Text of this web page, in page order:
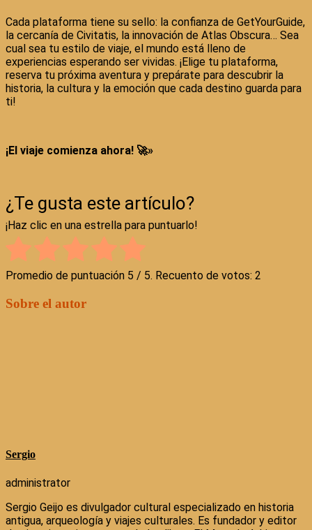
Cada plataforma tiene su sello: la confianza de GetYourGuide,
la cercanía de Civitatis, la innovación de Atlas Obscura… Sea
cual sea tu estilo de viaje, el mundo está lleno de
experiencias esperando ser vividas. ¡Elige tu plataforma,
reserva tu próxima aventura y prepárate para descubrir la
historia, la cultura y la emoción que cada destino guarda para
ti!
¡El viaje comienza ahora! 🚀»
¿Te gusta este artículo?
¡Haz clic en una estrella para puntuarlo!
Promedio de puntuación 5 / 5. Recuento de votos: 2
Sobre el autor
Sergio
administrator
Sergio Geijo es divulgador cultural especializado en historia
antigua, arqueología y viajes culturales. Es fundador y editor